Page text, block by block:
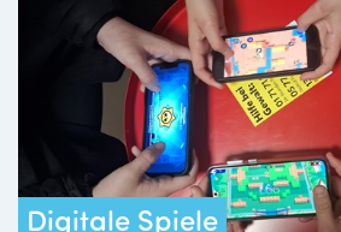
Digitale Spiele